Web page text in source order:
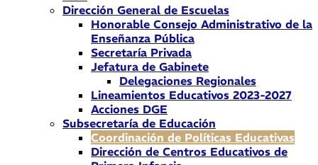
Dirección General de Escuelas
Honorable Consejo Administrativo de la
Enseñanza Pública
Secretaría Privada
Jefatura de Gabinete
Delegaciones Regionales
Lineamientos Educativos 2023-2027
Acciones DGE
Subsecretaría de Educación
Coordinación de Políticas Educativas
Dirección de Centros Educativos de